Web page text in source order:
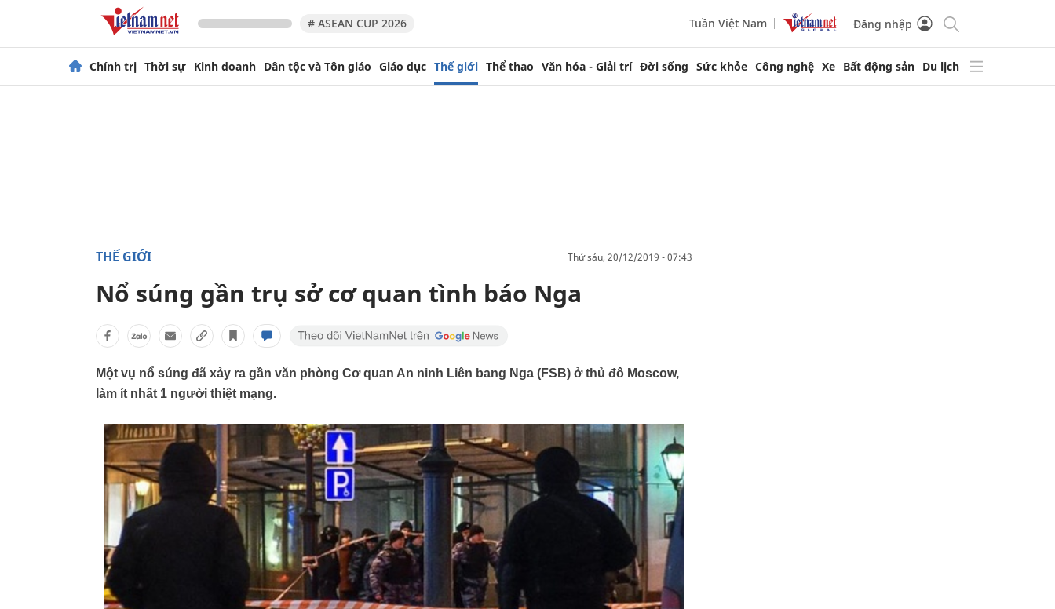
# ASEAN CUP 2026 Tuần Việt Nam Đăng nhập
Chính trị Thời sự Kinh doanh Dân tộc và Tôn giáo Giáo dục Thế giới Thể thao Văn hóa - Giải trí Đời sống Sức khỏe Công nghệ Xe Bất động sản Du lịch
THẾ GIỚI thứ sáu, 20/12/2019 - 07:43
Nổ súng gần trụ sở cơ quan tình báo Nga
Một vụ nổ súng đã xảy ra gần văn phòng Cơ quan An ninh Liên bang Nga (FSB) ở thủ đô Moscow,
làm ít nhất 1 người thiệt mạng.